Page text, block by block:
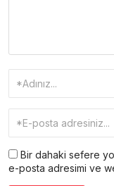
Bir dahaki sefere
e-posta adresimi ve